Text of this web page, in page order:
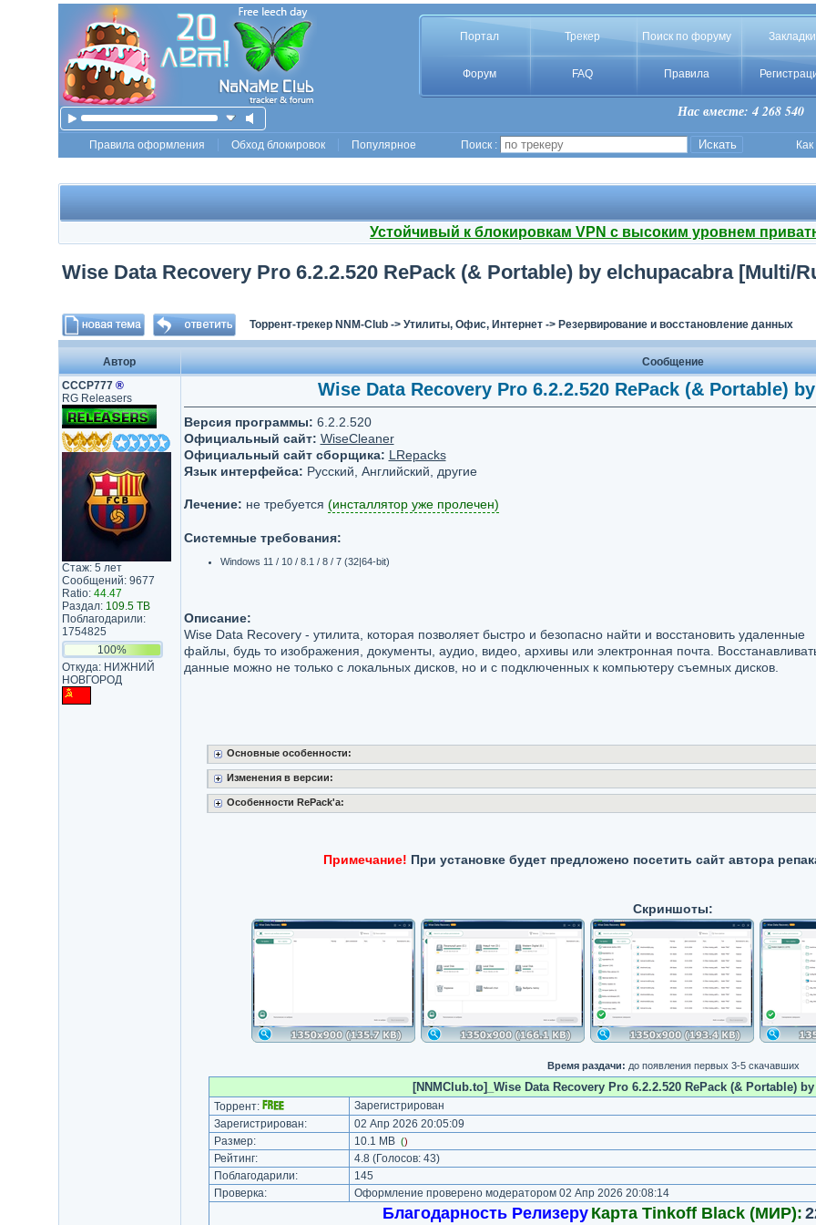
Портал Трекер Поиск по форуму Закладки
Форум FAQ Правила
Нас вместе: 4 268 540
Правила оформления Обход блокировок Популярное Поиск :
Устойчивый к блокировкам VPN с высоким уровнем
Wise Data Recovery Pro 6.2.2.520 RePack (& Portable) by elchupacabra [Multi/
Торрент-трекер NNM-Club-> Утилиты, Офис, Интернет-> Резервирование и восстановление данных
Автор
Сообщение
СССР777 ®
RG Releasers
Стаж: 5 лет
Сообщений: 9677
Ratio: 44.47
Раздал: 109.5 TB
Поблагодарили:
1754825
100%
Откуда: НИЖНИЙ
НОВГОРОД
Wise Data Recovery Pro 6.2.2.520 RePack (& Portable)
Версия программы: 6.2.2.520
Официальный сайт: WiseCleaner
Официальный сайт сборщика: LRepacks
Язык интерфейса: Русский, Английский, другие
Лечение: не требуется (инсталлятор уже пролечен)
Системные требования:
Windows 11 / 10 / 8.1 / 8 / 7 (32|64-bit)
Описание:
Wise Data Recovery - утилита, которая позволяет быстро и безопасно найти и восстановить удаленные
файлы, будь то изображения, документы, аудио, видео, архивы или электронная почта.
данные можно не только с локальных дисков, но и с подключенных к компьютеру съемных дисков.
Основные особенности:
Изменения в версии:
Особенности RePack'a:
Примечание! При установке будет предложено посетить сайт автора
Скриншоты:
Время раздачи: до появления первых 3-5 скачавших
[NNMClub.to]_Wise Data Recovery Pro 6.2.2.520 RePack (& Portable)
Торрент:
Зарегистрирован
Зарегистрирован:
02 Апр 2026 20:05:09
Размер:
10.1 MB ()
Рейтинг: 4.8 (Голосов: 43)
Поблагодарили:
145
Проверка:
Оформление проверено модератором 02 Апр 2026 20:08:14
Благодарность Релизеру Карта Tinkoff Black (МИР):